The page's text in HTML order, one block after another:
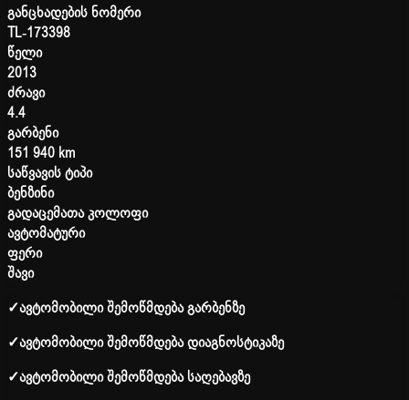
განცხადების ნომერი
TL-173398
წელი
2013
ძრავი
4.4
გარბენი
151 940 km
საწვავის ტიპი
ბენზინი
გადაცემათა კოლოფი
ავტომატური
ფერი
შავი
✓ავტომობილი შემოწმდება გარბენზე
✓ავტომობილი შემოწმდება დიაგნოსტიკაზე
✓ავტომობილი შემოწმდება საღებავზე